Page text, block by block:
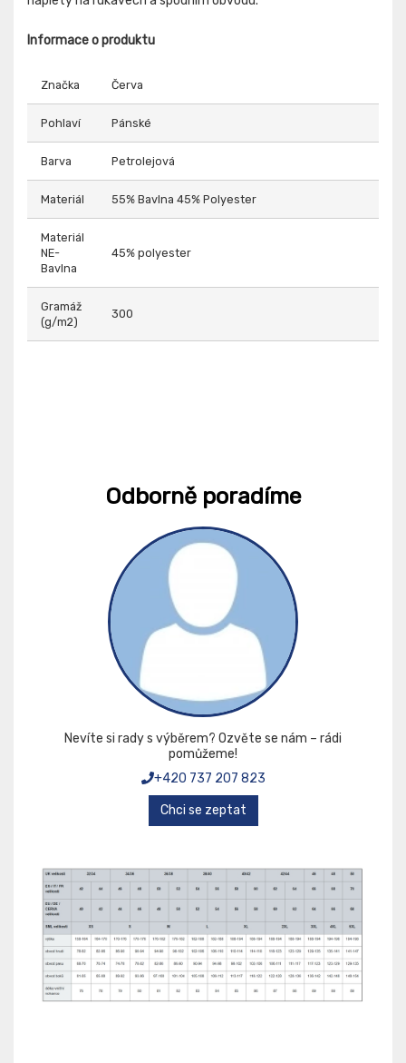
Informace o produktu
Značka Červa
Pohlaví Pánské
Barva Petrolejová
Materiál 55% Bavlna 45% Polyester
Materiál
NE-
Bavlna
45% polyester
Gramáž
(g/m2)
300
Odborně poradíme
Nevíte si rady s výběrem? Ozvěte se nám – rádi
pomůžeme!
+420 737 207 823
Chci se zeptat